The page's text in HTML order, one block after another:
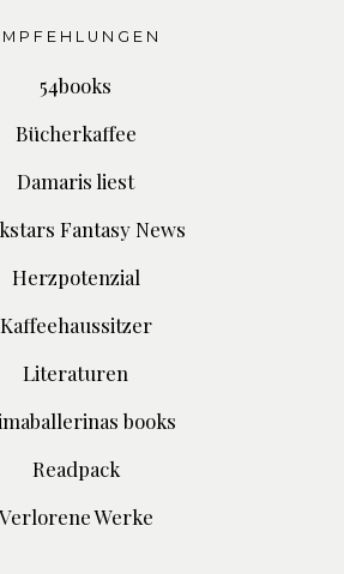
54books
Bücherkaffee
Damaris liest
Fantasy News
Herzpotenzial
Kaffeehaussitzer
Literaturen
books
Readpack
Verlorene Werke